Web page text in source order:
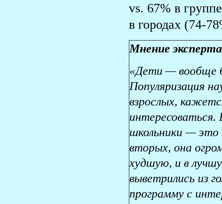
vs. 67% в
в городах (74-
Мнение
«Дети — вообще
Популяризация
взрослых,
школьники — это
вторых, она
худшую, и в
выветрились из
программу с